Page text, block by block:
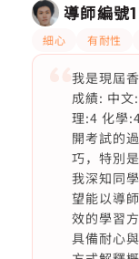
導師編號
細心 有耐性
我是現屆
成績: 中
理:4 化學
開考試的
巧，特別
我深知同
望能以導
效的學習
具備耐心